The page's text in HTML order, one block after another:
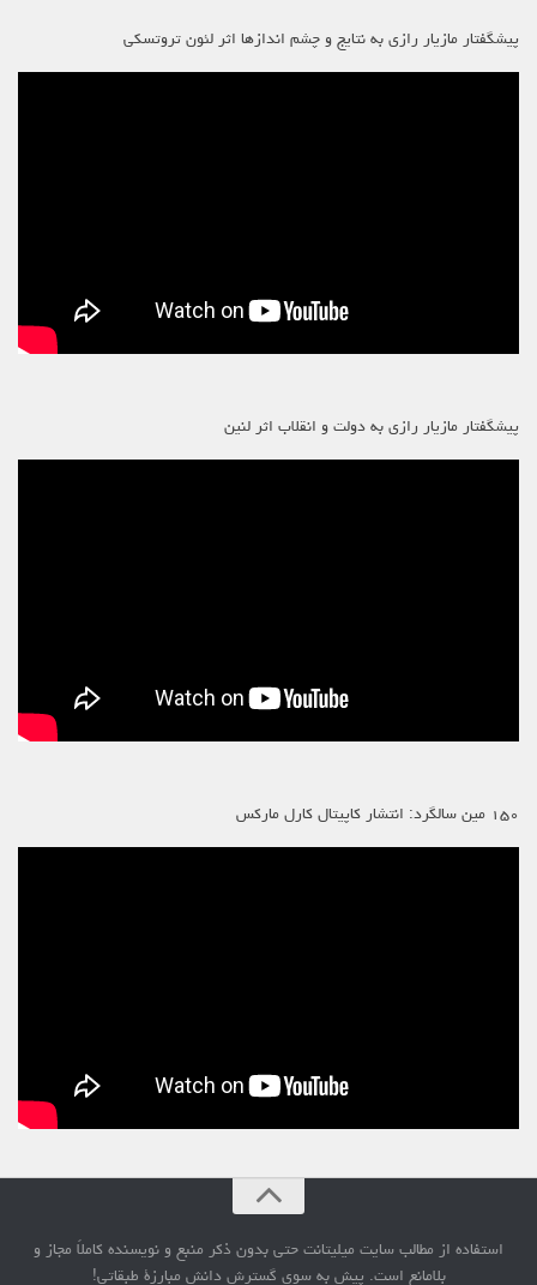
پیشگفتار مازیار رازی به نتایج و چشم اندازها اثر لئون تروتسکی
پیشگفتار مازیار رازی به دولت و انقلاب اثر لنین
۱۵۰ مین سالگرد: انتشار کاپیتال کارل مارکس
استفاده از مطالب سایت میلیتانت حتی بدون ذکر منبع و نویسنده کاملاً مجاز و
بلامانع است. پیش به سوی گسترش دانش مبارزۀ طبقاتی!